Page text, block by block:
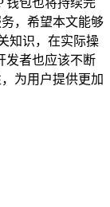
，希望本文能够
知识，在实际操
发者也应该不断
为用户提供更加